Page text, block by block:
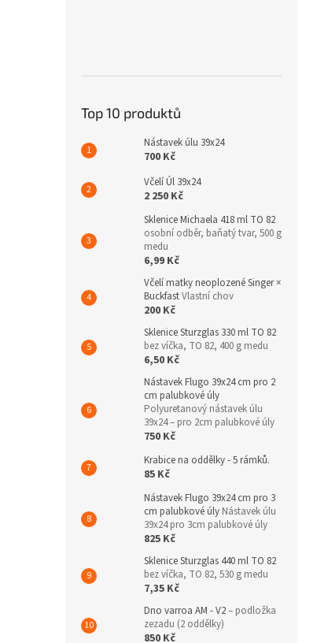
Top 10 produktů
Nástavek úlu 39x24
700 Kč
Včelí Úl 39x24
2 250 Kč
Sklenice Michaela 418 ml TO 82
osobní odběr, baňatý tvar, 500 g
medu
6,99 Kč
Včelí matky neoplozené Singer ×
BuckfastVlastní chov
200 Kč
Sklenice Sturzglas 330 ml TO 82
bez víčka, TO 82, 400 g medu
6,50 Kč
Nástavek Flugo 39x24 cm pro 2
cm palubkové úly
Polyuretanový nástavek úlu
39x24 – pro 2cm palubkové úly
750 Kč
Krabice na oddělky - 5 rámků.
85 Kč
Nástavek Flugo 39x24 cm pro 3
cm palubkové úly Nástavek úlu
39x24 pro 3cm palubkové úly
825 Kč
Sklenice Sturzglas 440 ml TO 82
bez víčka, TO 82, 530 g medu
7,35 Kč
Dno varroa AM - V2– podložka
zezadu (2 oddělky)
850 Kč